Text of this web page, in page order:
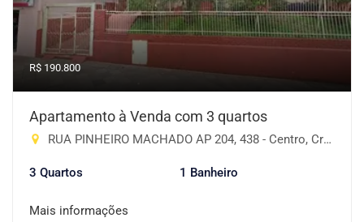
R$ 190.800
Apartamento à Venda com 3 quartos
RUA PINHEIRO MACHADO AP 204, 438 - Centro, Cruz Alta-RS
3 Quartos 1 Banheiro
Mais informações